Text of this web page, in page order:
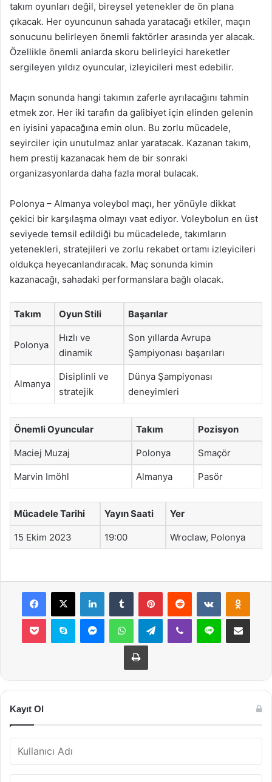
takım oyunları değil, bireysel yetenekler de ön plana
çıkacak. Her oyuncunun sahada yaratacağı etkiler, maçın
sonucunu belirleyen önemli faktörler arasında yer alacak.
Özellikle önemli anlarda skoru belirleyici hareketler
sergileyen yıldız oyuncular, izleyicileri mest edebilir.
Maçın sonunda hangi takımın zaferle ayrılacağını tahmin
etmek zor. Her iki tarafın da galibiyet için elinden gelenin
en iyisini yapacağına emin olun. Bu zorlu mücadele,
seyirciler için unutulmaz anlar yaratacak. Kazanan takım,
hem prestij kazanacak hem de bir sonraki
organizasyonlarda daha fazla moral bulacak.
Polonya – Almanya voleybol maçı, her yönüyle dikkat
çekici bir karşılaşma olmayı vaat ediyor. Voleybolun en üst
seviyede temsil edildiği bu mücadelede, takımların
yetenekleri, stratejileri ve zorlu rekabet ortamı izleyicileri
oldukça heyecanlandıracak. Maç sonunda kimin
kazanacağı, sahadaki performanslara bağlı olacak.
Takım Oyun Stili Başarılar
Polonya
Hızlı ve
dinamik
Son yıllarda Avrupa
Şampiyonası başarıları
Almanya
Disiplinli ve
stratejik
Dünya Şampiyonası
deneyimleri
Önemli Oyuncular Takım Pozisyon
Maciej Muzaj Polonya Smaçör
Marvin Imöhl Almanya Pasör
Mücadele Tarihi Yayın Saati Yer
15 Ekim 2023 19:00 Wroclaw, Polonya
Facebook
X LinkedInTumblr PinterestReddit VKontakte
Pocket Skype MessengerWhatsAppTelegramViber Line E-Posta ile
Yazdır
Kayıt Ol